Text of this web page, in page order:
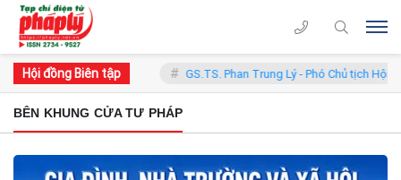
Hội đồng Biên tập
Chủ tịch Hội đồng GS.TS. Phan Trung Lý - Phó Chủ tịch Hội đồng
BÊN KHUNG CỬA TƯ PHÁP